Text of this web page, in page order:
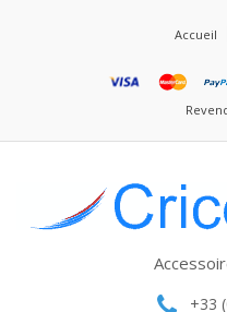
Accueil
+33